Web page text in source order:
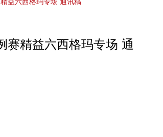
赛精益六西格玛专场 通